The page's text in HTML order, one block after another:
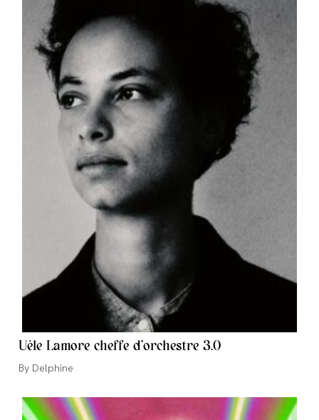
Uèle Lamore cheffe d’orchestre 3.0
Auteur/autrice
la
publication :
Delphine